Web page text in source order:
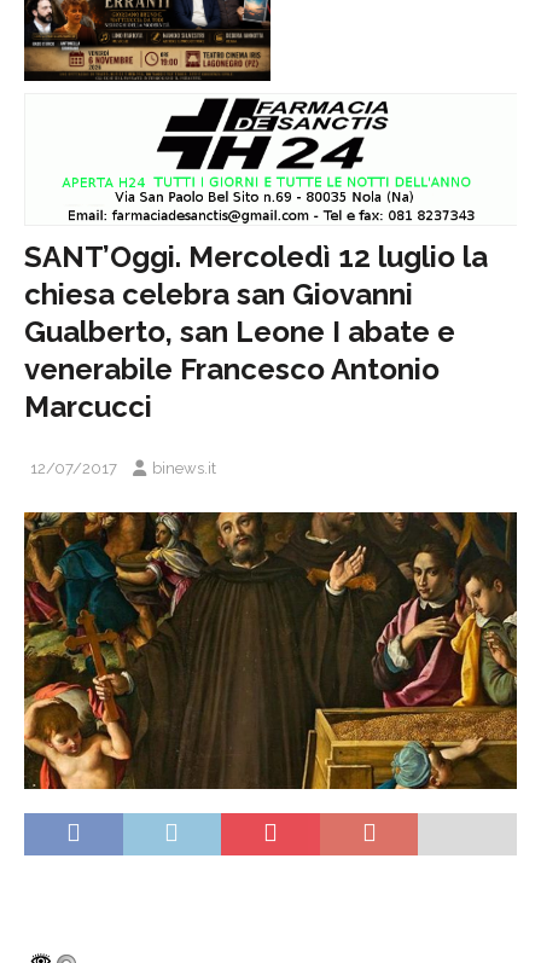
SANT’Oggi. Mercoledì 12 luglio la
chiesa celebra san Giovanni
Gualberto, san Leone I abate e
venerabile Francesco Antonio
Marcucci
12/07/2017 binews.it